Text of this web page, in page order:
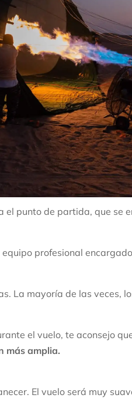
el punto de partida, que se
profesional
La mayoría de las veces,
el vuelo, te aconsejo
más amplia.
El vuelo será muy